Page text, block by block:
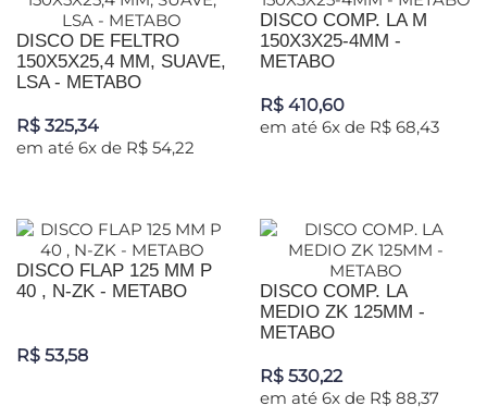
DISCO DE FELTRO
150X5X25,4 MM, SUAVE,
LSA - METABO
R$ 325,34
em até 6x de R$ 54,22
DISCO COMP. LA M
150X3X25-4MM -
METABO
R$ 410,60
em até 6x de R$ 68,43
DISCO FLAP 125 MM P
40 , N-ZK - METABO
R$ 53,58
DISCO COMP. LA
MEDIO ZK 125MM -
METABO
R$ 530,22
em até 6x de R$ 88,37